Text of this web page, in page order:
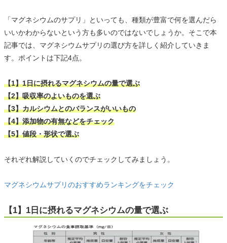
「マグネシウムのサプリ」といっても、種類が豊富で何を選んだら
いいかわからないという方も多いのではないでしょうか。そこで本
記事では、マグネシウムサプリの選び方を詳しく紹介していきま
す。ポイントは下記4点。
【1】1日に摂れるマグネシウムの量で選ぶ
【2】吸収率のよいものを選ぶ
【3】カルシウムとのバランスがいいもの
【4】添加物の有無などをチェック
【5】値段・形状で選ぶ
それぞれ解説していくのでチェックしてみましょう。
マグネシウムサプリのおすすめランキングをチェック
【1】1日に摂れるマグネシウムの量で選ぶ